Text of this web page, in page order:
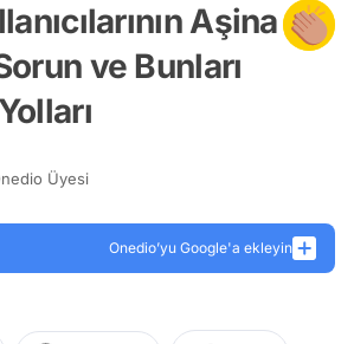
Aşina
ve Bunları
Üyesi
Onedio’yu Google'a ekleyin